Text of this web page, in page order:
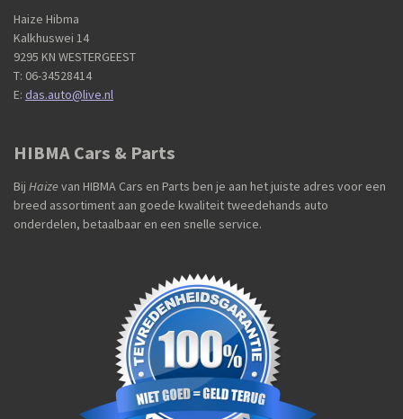
Haize Hibma
Kalkhuswei 14
9295 KN WESTERGEEST
T: 06-34528414
E: das.auto@live.nl
HIBMA Cars & Parts
Bij Haizevan HIBMA Cars en Parts ben je aan het juiste adres voor een
breed assortiment aan goede kwaliteit tweedehands auto
onderdelen, betaalbaar en een snelle service.